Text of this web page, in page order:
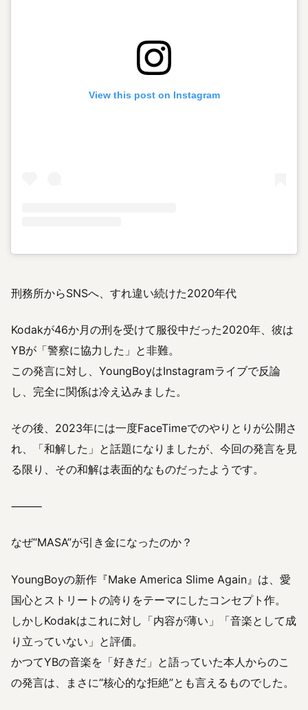
View this post on Instagram
刑務所からSNSへ、すれ違い続けた2020年代
Kodakが46か月の刑を受けて服役中だった2020年、彼は
YBが「警察に協力した」と非難。
この発言に対し、YoungBoyはInstagramライブで反論
し、完全に関係は冷え込みました。
その後、2023年には一度FaceTimeでのやりとりが公開さ
れ、「和解した」と話題になりましたが、今回の発言を見
る限り、その和解は表面的なものだったようです。
⸻
なぜ“MASA”が引き金になったのか？
YoungBoyの新作『Make America Slime Again』は、愛
国心とストリートの誇りをテーマにしたコンセプト作。
しかしKodakはこれに対し「内容が薄い」「音楽として成
り立っていない」と評価。
かつてYBの音楽を「好きだ」と語っていた本人からのこ
の発言は、まさに“核心的な拒絶”とも言えるものでした。